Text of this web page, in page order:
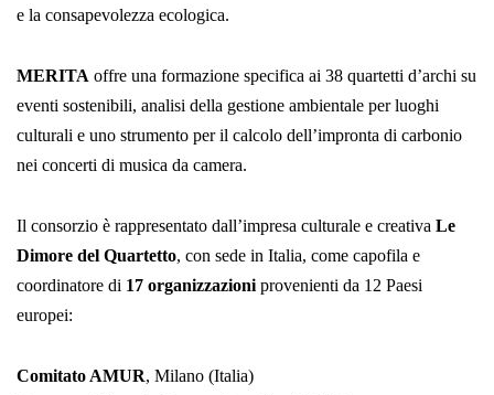
e la consapevolezza ecologica.
MERITA offre una formazione specifica ai 38 quartetti d’archi su
eventi sostenibili, analisi della gestione ambientale per luoghi
culturali e uno strumento per il calcolo dell’impronta di carbonio
nei concerti di musica da camera.
Il consorzio è rappresentato dall’impresa culturale e creativa Le
Dimore del Quartetto, con sede in Italia, come capofila e
coordinatore di 17 organizzazioniprovenienti da 12 Paesi
europei:
Comitato AMUR, Milano (Italia)